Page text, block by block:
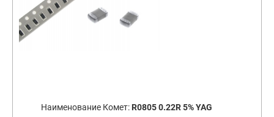
Наименование Комет: R0805 0.22R 5% YAG